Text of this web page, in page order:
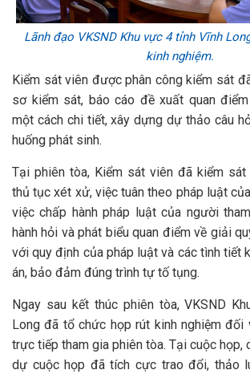
Lãnh đạo VKSND Khu vực 4 tỉnh Vĩnh
kinh nghiệm.
Kiểm sát viên được phân công kiểm sát
sơ kiểm sát, báo cáo đề xuất quan
một cách chi tiết, xây dựng dự thảo câu
huống phát sinh.
Tại phiên tòa, Kiểm sát viên đã kiểm
thủ tục xét xử, việc tuân theo pháp luật
việc chấp hành pháp luật của người
hành hỏi và phát biểu quan điểm về giải
với quy định của pháp luật và các tình tiết
án, bảo đảm đúng trình tự tố tụng.
Ngay sau kết thúc phiên tòa, VKSND
Long đã tổ chức họp rút kinh nghiệm đối
trực tiếp tham gia phiên tòa. Tại cuộc họp,
dự cuộc họp đã tích cực trao đổi, thảo